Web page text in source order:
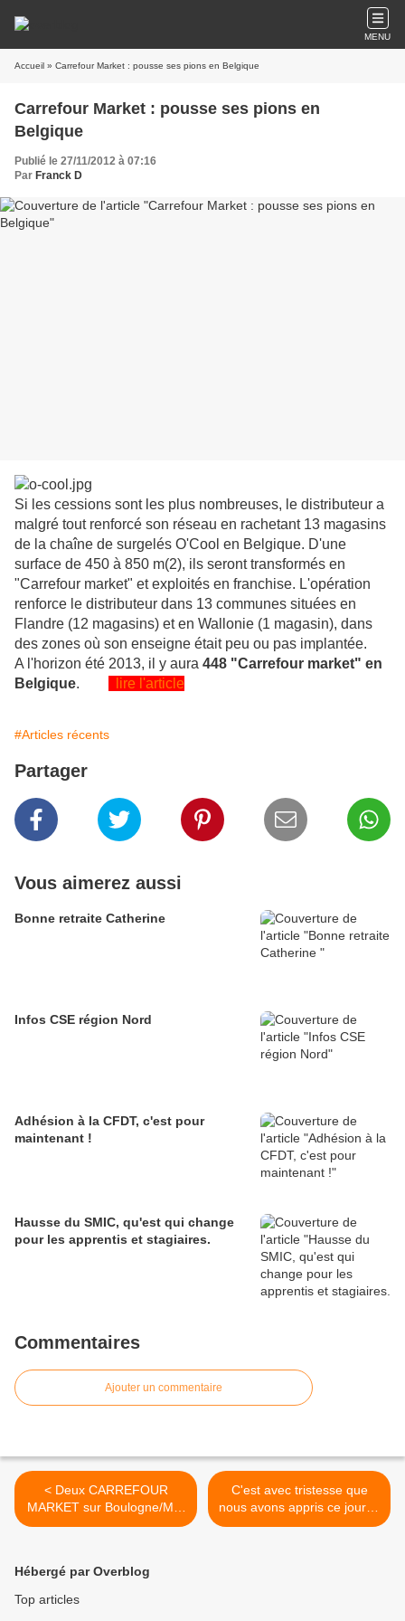
MENU
Accueil » Carrefour Market : pousse ses pions en Belgique
Carrefour Market : pousse ses pions en
Belgique
Publié le 27/11/2012 à 07:16
Par Franck D
Si les cessions sont les plus nombreuses, le distributeur a
malgré tout renforcé son réseau en rachetant 13 magasins
de la chaîne de surgelés O'Cool en Belgique. D'une
surface de 450 à 850 m(2), ils seront transformés en
"Carrefour market" et exploités en franchise. L'opération
renforce le distributeur dans 13 communes situées en
Flandre (12 magasins) et en Wallonie (1 magasin), dans
des zones où son enseigne était peu ou pas implantée.
A l'horizon été 2013, il y aura 448 "Carrefour market" en
Belgique. lire l'article
#Articles récents
Partager
Vous aimerez aussi
Bonne retraite Catherine
Infos CSE région Nord
Adhésion à la CFDT, c'est pour
maintenant !
Hausse du SMIC, qu'est qui change
pour les apprentis et stagiaires.
Commentaires
Ajouter un commentaire
< Deux CARREFOUR
MARKET sur Boulogne/Mer
cédés à la franchise!
C'est avec tristesse que
nous avons appris ce jour le
décés de Thierry! >
Hébergé par Overblog
Top articles